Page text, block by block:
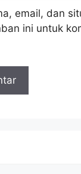
email, dan
ini untuk